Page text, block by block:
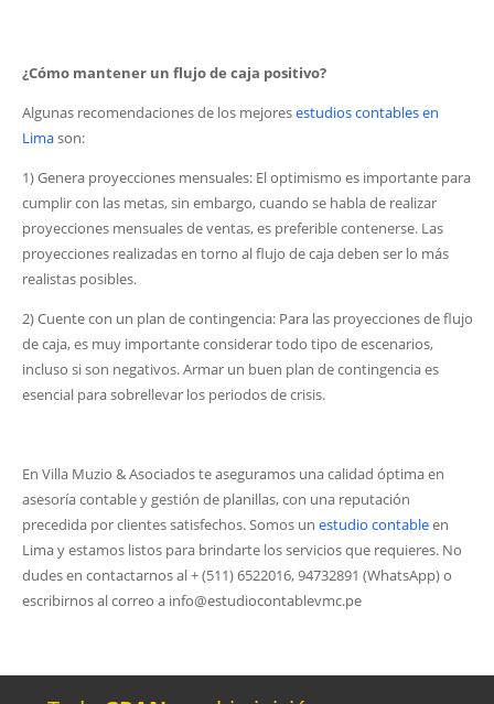
¿Cómo mantener un flujo de caja positivo?
Algunas recomendaciones de los mejoresestudios contables en
Limason:
1) Genera proyecciones mensuales: El optimismo es importante para
cumplir con las metas, sin embargo, cuando se habla de realizar
proyecciones mensuales de ventas, es preferible contenerse. Las
proyecciones realizadas en torno al flujo de caja deben ser lo más
realistas posibles.
2) Cuente con un plan de contingencia: Para las proyecciones de flujo
de caja, es muy importante considerar todo tipo de escenarios,
incluso si son negativos. Armar un buen plan de contingencia es
esencial para sobrellevar los periodos de crisis.
En Villa Muzio & Asociados te aseguramos una calidad óptima en
asesoría contable y gestión de planillas, con una reputación
precedida por clientes satisfechos. Somos un estudio contableen
Lima y estamos listos para brindarte los servicios que requieres. No
dudes en contactarnos al + (511) 6522016, 94732891 (WhatsApp) o
escribirnos al correo a info@estudiocontablevmc.pe